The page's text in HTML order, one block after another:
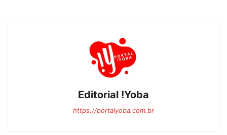
Editorial !Yoba
https://portalyoba.com.br